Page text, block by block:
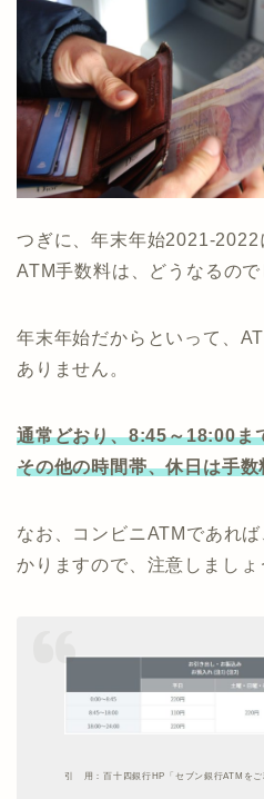
つぎに、年末年始2021-
ATM手数料は、どうなるので
年末年始だからといって、
ありません。
通常どおり、8:45～18:00ま
その他の時間帯、休日は手
なお、コンビニATMであれ
かりますので、注意しましょ
引 用：百十四銀行HP「セブン銀行ATMをご